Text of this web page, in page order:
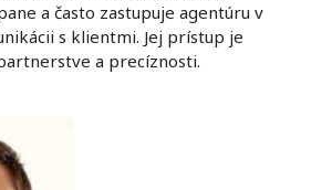
a často zastupuje agentúru v
s klientmi. Jej prístup je
a precíznosti.